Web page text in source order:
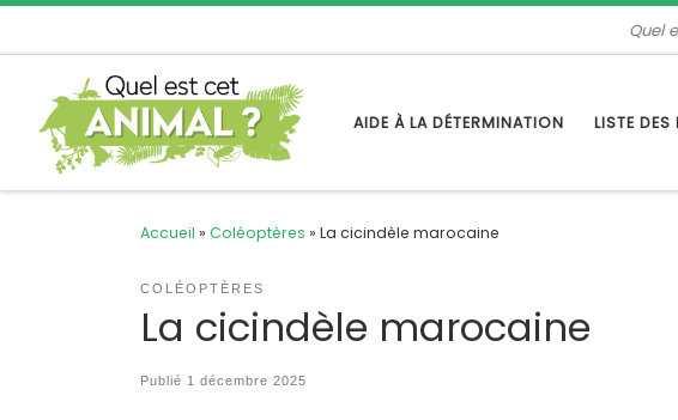
Quel
AIDE À LA DÉTERMINATION LISTE DES
Accueil » Coléoptères » La cicindèle marocaine
COLÉOPTÈRES
La cicindèle marocaine
Publié 1 décembre 2025